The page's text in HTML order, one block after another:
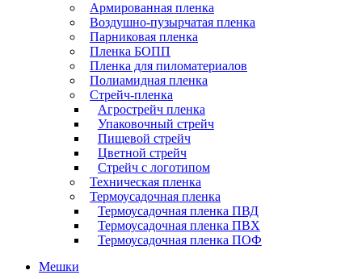
Армированная пленка
Воздушно-пузырчатая пленка
Парниковая пленка
Пленка БОПП
Пленка для пиломатериалов
Полиамидная пленка
Стрейч-пленка
Агрострейч пленка
Упаковочный стрейч
Пищевой стрейч
Цветной стрейч
Стрейч с логотипом
Техническая пленка
Термоусадочная пленка
Термоусадочная пленка ПВД
Термоусадочная пленка ПВХ
Термоусадочная пленка ПОФ
Мешки